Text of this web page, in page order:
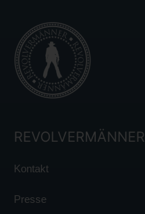
REVOLVERMÄNNER
Kontakt
Presse